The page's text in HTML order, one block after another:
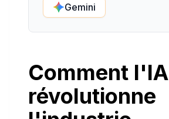
Gemini
Comment l'IA
révolutionne